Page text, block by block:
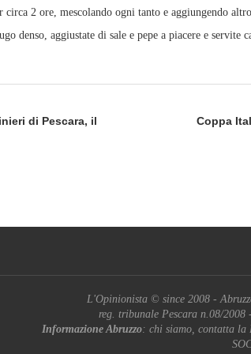
circa 2 ore, mescolando ogni tanto e aggiungendo
denso, aggiustate di sale e pepe a piacere e servite
di Pescara, il
Coppa
L'Opinionista © since 2008 -
reg. tribunale Pescara n.08/2008
Informazione Abruzzo: chi siamo, contatta la